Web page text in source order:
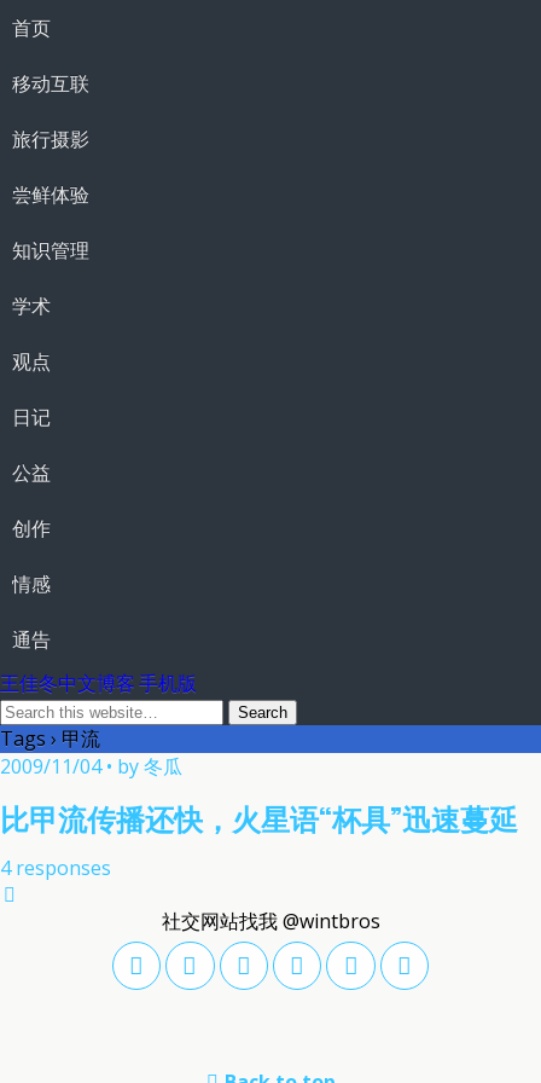
首页
移动互联
旅行摄影
尝鲜体验
知识管理
学术
观点
日记
公益
创作
情感
通告
王佳冬中文博客 手机版
Tags › 甲流
2009/11/04 • by 冬瓜
比甲流传播还快，火星语“杯具”迅速蔓延
4 responses
社交网站找我 @wintbros